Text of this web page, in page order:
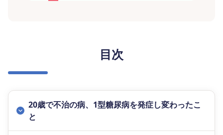
目次
20歳で不治の病、1型糖尿病を発症し変わったこ
と